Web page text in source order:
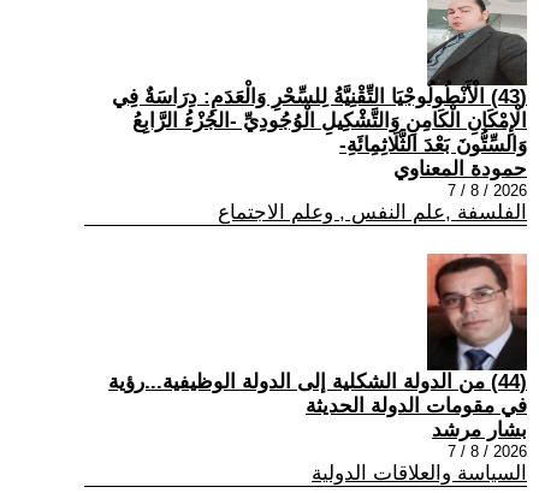
(43) الْأَنْطُولُوجْيَا التِّقْنِيَّةُ لِلسِّحْرِ وَالْعَدَمِ: دِرَاسَةٌ فِي
الْإِمْكَانِ الْكَامِنِ وَالتَّشْكِيلِ الْوُجُودِيِّ -الجُزْءُ الرَّابِعُ
وَالسِّتُّونَ بَعْدَ الثَّلَاثِمِائَةِ-
حمودة المعناوي
2026 / 8 / 7
الفلسفة ,علم النفس , وعلم الاجتماع
(44) من الدولة الشكلية إلى الدولة الوظيفية...رؤية
في مقومات الدولة الحديثة
بشار مرشد
2026 / 8 / 7
السياسة والعلاقات الدولية